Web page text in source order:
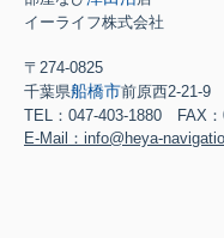
イーライフ株式会社
〒274-0825
千葉県船橋市前原西2-21-9
TEL：047-403-1880 FAX：
E-Mail：info@heya-